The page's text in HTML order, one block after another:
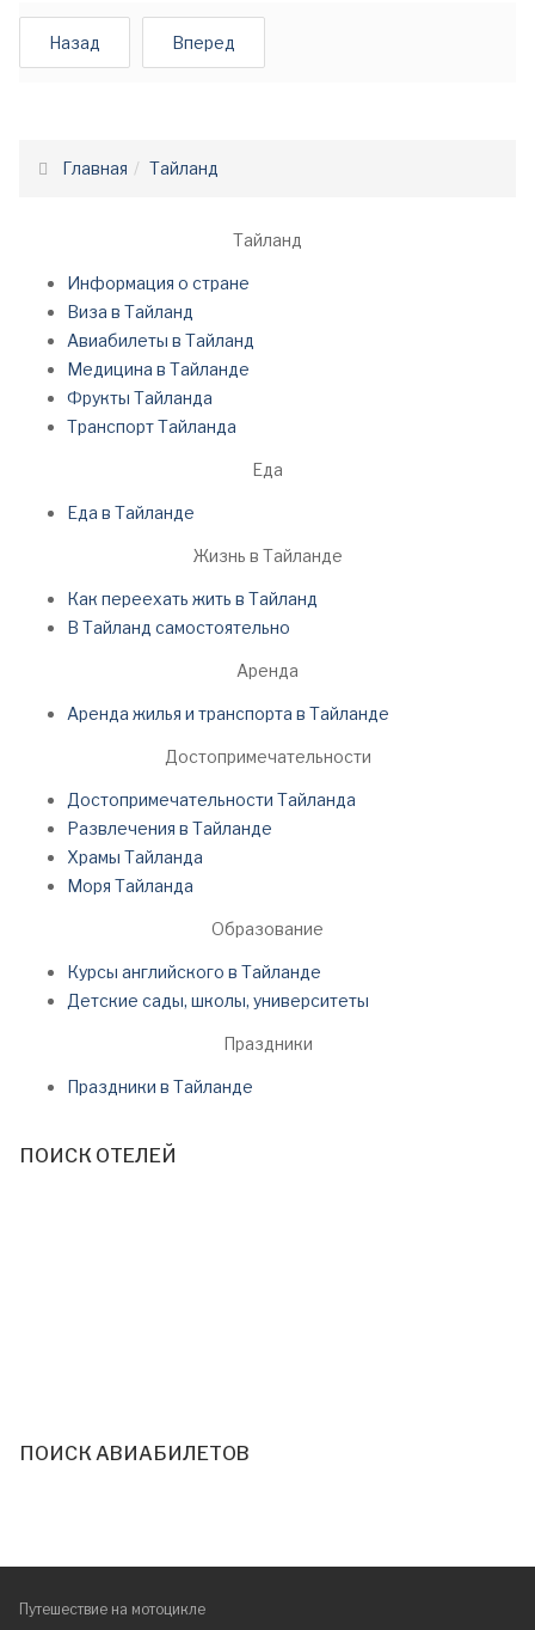
Назад Вперед
Главная Тайланд
Тайланд
Информация о стране
Виза в Тайланд
Авиабилеты в Тайланд
Медицина в Тайланде
Фрукты Тайланда
Транспорт Тайланда
Еда
Еда в Тайланде
Жизнь в Тайланде
Как переехать жить в Тайланд
В Тайланд самостоятельно
Аренда
Аренда жилья и транспорта в Тайланде
Достопримечательности
Достопримечательности Тайланда
Развлечения в Тайланде
Храмы Тайланда
Моря Тайланда
Образование
Курсы английского в Тайланде
Детские сады, школы, университеты
Праздники
Праздники в Тайланде
ПОИСК ОТЕЛЕЙ
ПОИСК АВИАБИЛЕТОВ
Путешествие на мотоцикле